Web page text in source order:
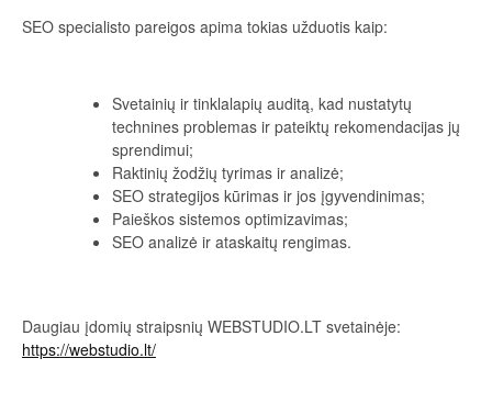
SEO specialisto pareigos apima tokias užduotis kaip:
Svetainių ir tinklalapių auditą, kad nustatytų
technines problemas ir pateiktų rekomendacijas jų
sprendimui;
Raktinių žodžių tyrimas ir analizė;
SEO strategijos kūrimas ir jos įgyvendinimas;
Paieškos sistemos optimizavimas;
SEO analizė ir ataskaitų rengimas.
Daugiau įdomių straipsnių WEBSTUDIO.LT svetainėje:
https://webstudio.lt/